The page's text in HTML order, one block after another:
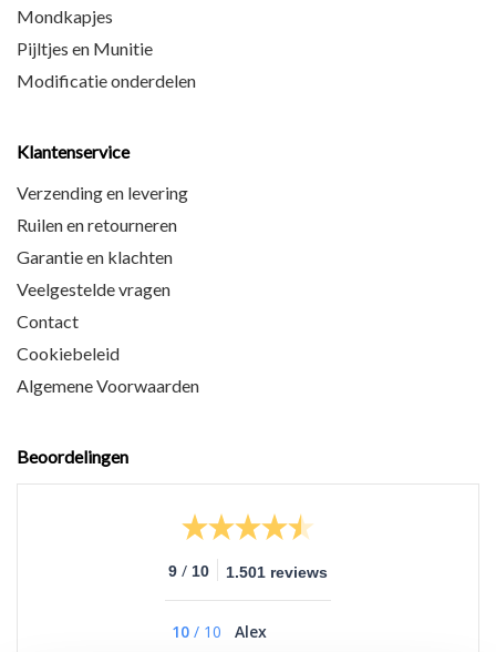
Mondkapjes
Pijltjes en Munitie
Modificatie onderdelen
Klantenservice
Verzending en levering
Ruilen en retourneren
Garantie en klachten
Veelgestelde vragen
Contact
Cookiebeleid
Algemene Voorwaarden
Beoordelingen
9 / 10 1.501 reviews
10 / 10
Alex